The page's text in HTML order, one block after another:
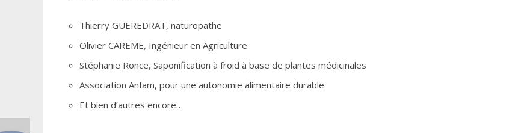
Thierry GUEREDRAT, naturopathe
Olivier CAREME, Ingénieur en Agriculture
Stéphanie Ronce, Saponification à froid à base de plantes médicinales
Association Anfam, pour une autonomie alimentaire durable
Et bien d’autres encore…